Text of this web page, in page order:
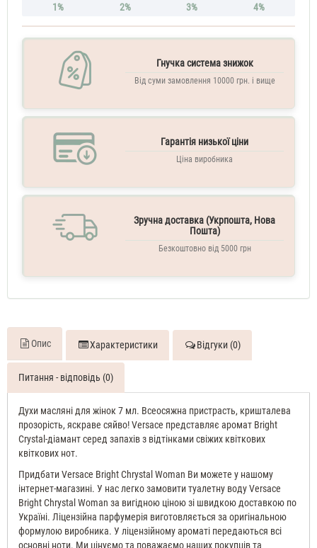
жіночі
ML
для
тіла
1%
2%
3%
4%
Гнучка система знижок
Від суми замовлення 10000 грн. і вище
Гарантія низької ціни
Ціна виробника
Зручна доставка (Укрпошта, Нова
Пошта)
Безкоштовно від 5000 грн
Опис Характеристики Відгуки (0)
Питання - відповідь (0)
Духи масляні для жінок 7 мл. Всеосяжна пристрасть, кришталева
прозорість, яскраве сяйво! Versace представляє аромат Bright
Crystal-діамант серед запахів з відтінками свіжих квіткових
квіткових нот.
Придбати Versace Bright Chrystal Woman Ви можете у нашому
інтернет-магазині. У нас легко замовити туалетну воду Versace
Bright Chrystal Woman за вигідною ціною зі швидкою доставкою по
Україні. Ліцензійна парфумерія виготовляється за оригінальною
формулою виробника. У ліцензійному ароматі передаються всі
основні ноти. Ми цінуємо та поважаємо наших покупців та